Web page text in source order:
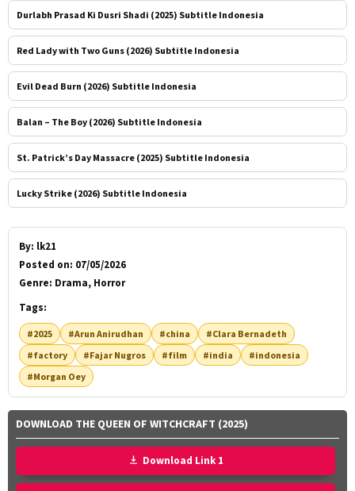
Durlabh Prasad Ki Dusri Shadi (2025) Subtitle Indonesia
Red Lady with Two Guns (2026) Subtitle Indonesia
Evil Dead Burn (2026) Subtitle Indonesia
Balan – The Boy (2026) Subtitle Indonesia
St. Patrick’s Day Massacre (2025) Subtitle Indonesia
Lucky Strike (2026) Subtitle Indonesia
By: lk21
Posted on: 07/05/2026
Genre: Drama, Horror
Tags:
#2025 #Arun Anirudhan #china
#Clara Bernadeth
#factory
#Fajar Nugros #film #india
#indonesia
#Morgan Oey
DOWNLOAD THE QUEEN OF WITCHCRAFT (2025)
Download Link 1